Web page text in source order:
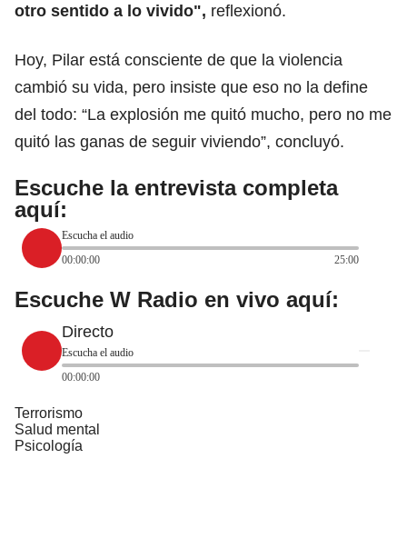
otro sentido a lo vivido", reflexionó.
Hoy, Pilar está consciente de que la violencia
cambió su vida, pero insiste que eso no la define
del todo: “La explosión me quitó mucho, pero no me
quitó las ganas de seguir viviendo”, concluyó.
Escuche la entrevista completa
aquí:
Escucha el audio
00:00:00
25:00
Escuche W Radio en vivo aquí:
Directo
Escucha el audio
00:00:00
Terrorismo
Salud mental
Psicología